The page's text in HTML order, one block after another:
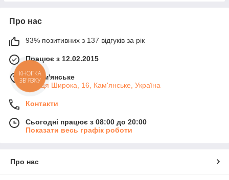
Про нас
93% позитивних з 137 відгуків за рік
Працює з 12.02.2015
м. Кам'янське
вулиця Широка, 16, Кам'янське, Україна
Контакти
Сьогодні працює з 08:00 до 20:00
Показати весь графік роботи
Про нас
КНОПКА
ЗВ'ЯЗКУ